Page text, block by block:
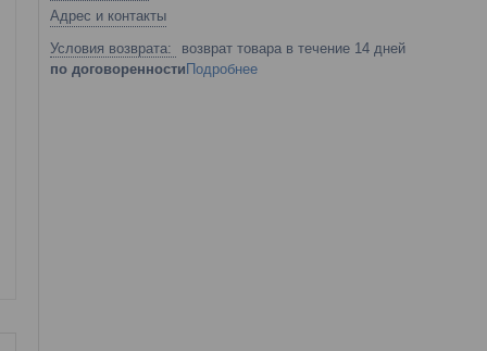
Адрес и контакты
возврат товара в течение 14 дней
по договоренности Подробнее